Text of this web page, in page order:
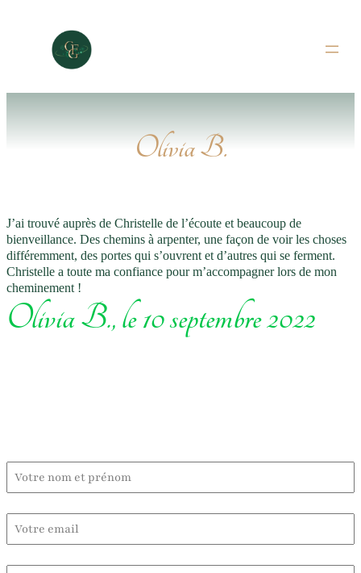
Olivia B.
J’ai trouvé auprès de Christelle de l’écoute et beaucoup de
bienveillance. Des chemins à arpenter, une façon de voir les choses
différemment, des portes qui s’ouvrent et d’autres qui se ferment.
Christelle a toute ma confiance pour m’accompagner lors de mon
cheminement !
Olivia B., le 10 septembre 2022